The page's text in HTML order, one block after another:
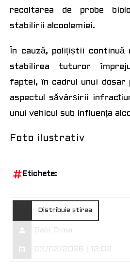
recoltarea de probe
stabilirii alcoolemiei.
În cauză, polițiștii
stabilirea tuturor
faptei, în cadrul unui dosar
aspectul săvârșirii
unui vehicul sub influența
Foto ilustrativ
Etichete:
Distribuie știrea
Gabi Dima
03/02/2026 | 12:02